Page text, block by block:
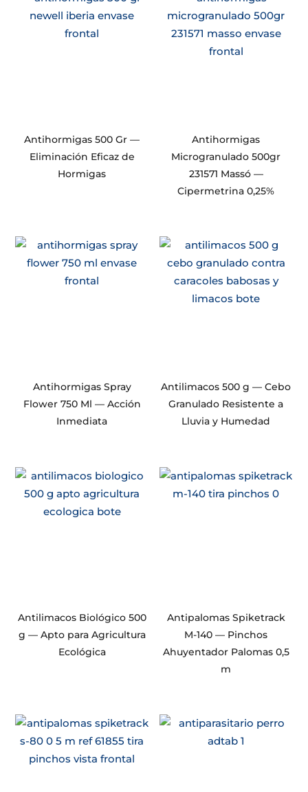
Antihormigas 500 Gr —
Eliminación Eficaz de
Hormigas
Antihormigas
Microgranulado 500gr
231571 Massó —
Cipermetrina 0,25%
Antihormigas Spray
Flower 750 Ml — Acción
Inmediata
Antilimacos 500 g — Cebo
Granulado Resistente a
Lluvia y Humedad
Antilimacos Biológico 500
g — Apto para Agricultura
Ecológica
Antipalomas Spiketrack
M-140 — Pinchos
Ahuyentador Palomas 0,5
m